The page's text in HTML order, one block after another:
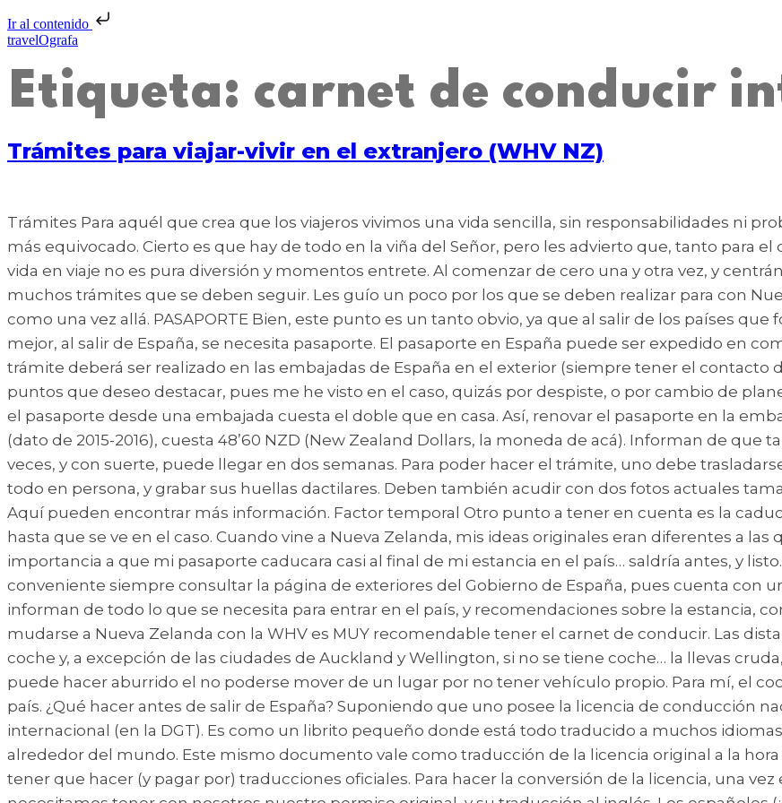
Ir al contenido
travelOgrafa
Etiqueta: carnet de conducir
Trámites para viajar-vivir en el extranjero (WHV NZ)
Trámites Para aquél que crea que los viajeros vivimos una vida sencilla, sin responsabilidades ni
más equivocado. Cierto es que hay de todo en la viña del Señor, pero les advierto que, tanto para
vida en viaje no es pura diversión y momentos entrete. Al comenzar de cero una y otra vez, y
muchos trámites que se deben seguir. Les guío un poco por los que se deben realizar para con
como una vez allá. PASAPORTE Bien, este punto es un tanto obvio, ya que al salir de los países
mejor, al salir de España, se necesita pasaporte. El pasaporte en España puede ser expedido en
trámite deberá ser realizado en las embajadas de España en el exterior (siempre tener el contacto
puntos que deseo destacar, pues me he visto en el caso, quizás por despiste, o por cambio de
el pasaporte desde una embajada cuesta el doble que en casa. Así, renovar el pasaporte en la
(dato de 2015-2016), cuesta 48’60 NZD (New Zealand Dollars, la moneda de acá). Informan de
veces, y con suerte, puede llegar en dos semanas. Para poder hacer el trámite, uno debe
todo en persona, y grabar sus huellas dactilares. Deben también acudir con dos fotos actuales
Aquí pueden encontrar más información. Factor temporal Otro punto a tener en cuenta es la
hasta que se ve en el caso. Cuando vine a Nueva Zelanda, mis ideas originales eran diferentes a
importancia a que mi pasaporte caducara casi al final de mi estancia en el país… saldría antes, y
conveniente siempre consultar la página de exteriores del Gobierno de España, pues cuenta con
informan de todo lo que se necesita para entrar en el país, y recomendaciones sobre la estancia,
mudarse a Nueva Zelanda con la WHV es MUY recomendable tener el carnet de conducir. Las
coche y, a excepción de las ciudades de Auckland y Wellington, si no se tiene coche… la llevas
puede hacer aburrido el no poderse mover de un lugar por no tener vehículo propio. Para mí, el
país. ¿Qué hacer antes de salir de España? Suponiendo que uno posee la licencia de conducción
internacional (en la DGT). Es como un librito pequeño donde está todo traducido a muchos
alrededor del mundo. Este mismo documento vale como traducción de la licencia original a la
tener que hacer (y pagar por) traducciones oficiales. Para hacer la conversión de la licencia, una